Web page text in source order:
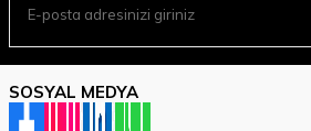
SOSYAL MEDYA